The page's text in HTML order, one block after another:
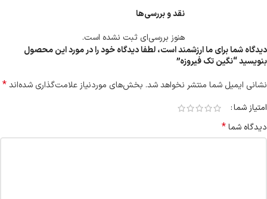
نقد و بررسی‌ها
هنوز بررسی‌ای ثبت نشده است.
دیدگاه شما برای ما ارزشمند است، لطفا دیدگاه خود را در مورد این محصول
بنویسید “نگین تک فیروزه”
نشانی ایمیل شما منتشر نخواهد شد. بخش‌های موردنیاز علامت‌گذاری شده‌اند*
امتیاز شما
دیدگاه شما*